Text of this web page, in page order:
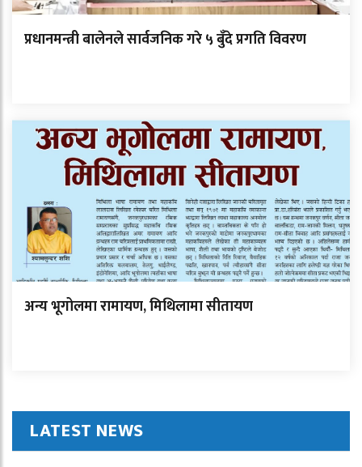
प्रधानमन्त्री बालेनले सार्वजनिक गरे ५ बुँदे प्रगति विवरण
अन्य भूगोलमा रामायण, मिथिलामा सीतायण
LATEST NEWS